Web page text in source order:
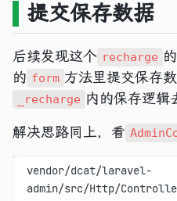
提交保存数据
后续发现这个 recharge
的 form 方法里提交保存
_recharge 内的保存逻辑
解决思路同上，看
vendor/dcat/laravel-
admin/src/Http/